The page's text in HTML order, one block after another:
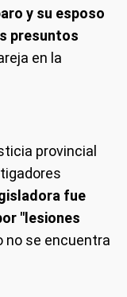
y su esposo
presuntos
en la
provincial
fue
"lesiones
no se encuentra